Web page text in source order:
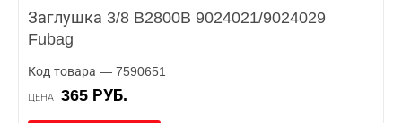
Заглушка 3/8 B2800B 9024021/9024029
Fubag
Код товара — 7590651
ЦЕНА 365 РУБ.